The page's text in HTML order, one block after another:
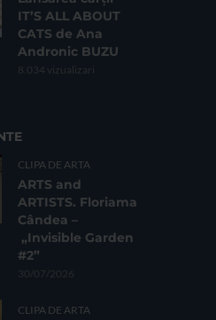
IT’S ALL ABOUT
CATS de Ana
Andronic BUZU
8.034 vizualizari
CLIPA DE ARTA
ARTS and
ARTISTS. Floriama
Cândea –
„Invisible Garden
#2”
30/07/2026
CLIPA DE ARTA